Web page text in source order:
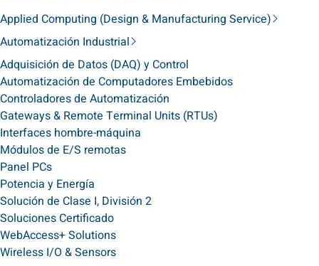
Applied Computing (Design & Manufacturing Service)
Automatización Industrial
Adquisición de Datos (DAQ) y Control
Automatización de Computadores Embebidos
Controladores de Automatización
Gateways & Remote Terminal Units (RTUs)
Interfaces hombre-máquina
Módulos de E/S remotas
Panel PCs
Potencia y Energía
Solución de Clase I, División 2
Soluciones Certificado
WebAccess+ Solutions
Wireless I/O & Sensors